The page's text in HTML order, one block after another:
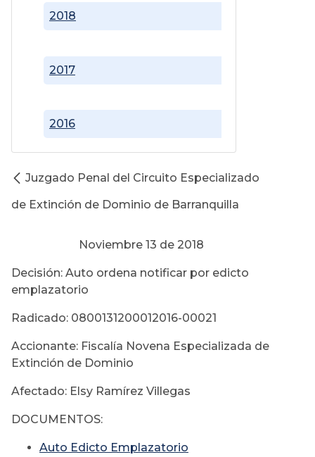
2016
2017
2018
Juzgado Penal del Circuito Especializado
de Extinción de Dominio de Barranquilla
Noviembre 13 de 2018
Decisión: Auto ordena notificar por edicto
emplazatorio
Radicado: 0800131200012016-00021
Accionante: Fiscalía Novena Especializada de
Extinción de Dominio
Afectado: Elsy Ramírez Villegas
DOCUMENTOS:
Auto Edicto Emplazatorio